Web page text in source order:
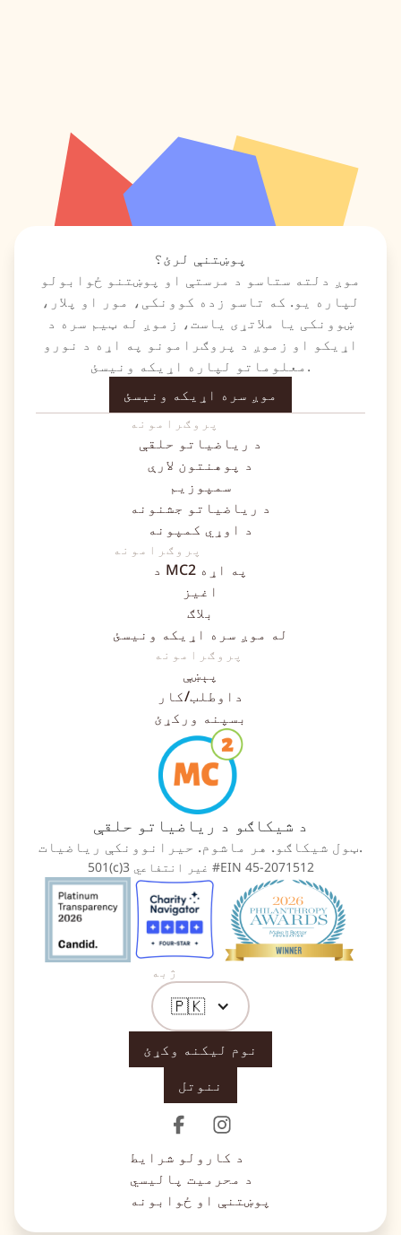
پوښتنې لرئ؟
موږ دلته ستاسو د مرستې او پوښتنو ځوابولو
لپاره یو. که تاسو زده کوونکی، مور او پلار،
ښوونکی یا ملاتړی یاست، زموږ له ټیم سره د
اړیکو او زموږ د پروګرامونو په اړه د نورو
معلوماتو لپاره اړیکه ونیسئ.
موږ سره اړیکه ونیسئ
د شیکاګو د ریاضیاتو حلقې
ټول شیکاګو. هر ماشوم. حیرانوونکې ریاضیات.
501(c)3 غیر انتفاعي #EIN 45-2071512
پروګرامونه
د ریاضیاتو حلقې
د پوهنتون لارې
سمپوزیم
د ریاضیاتو جشنونه
د اوړي کمپونه
پروګرامونه
د MC2 په اړه
اغیز
بلاګ
له موږ سره اړیکه ونیسئ
پروګرامونه
پېښې
داوطلب/کار
بسپنه ورکړئ
ژبه
🇵🇰
نوم لیکنه وکړئ
ننوتل
د کارولو شرایط
د محرمیت پالیسي
پوښتنې او ځوابونه